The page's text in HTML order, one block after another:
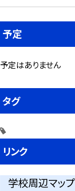
予定
予定はありません
タグ
リンク
学校周辺マップ